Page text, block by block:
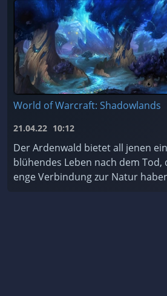
World of Warcraft: Shadowlands
21.04.22 10:12
Der Ardenwald bietet all jenen ein
blühendes Leben nach dem Tod,
enge Verbindung zur Natur